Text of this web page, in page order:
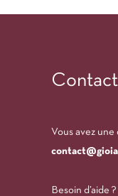
Contact
Vous avez
Besoin d’aide